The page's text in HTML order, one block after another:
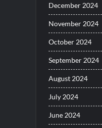
December 2024
November 2024
October 2024
September 2024
August 2024
July 2024
June 2024